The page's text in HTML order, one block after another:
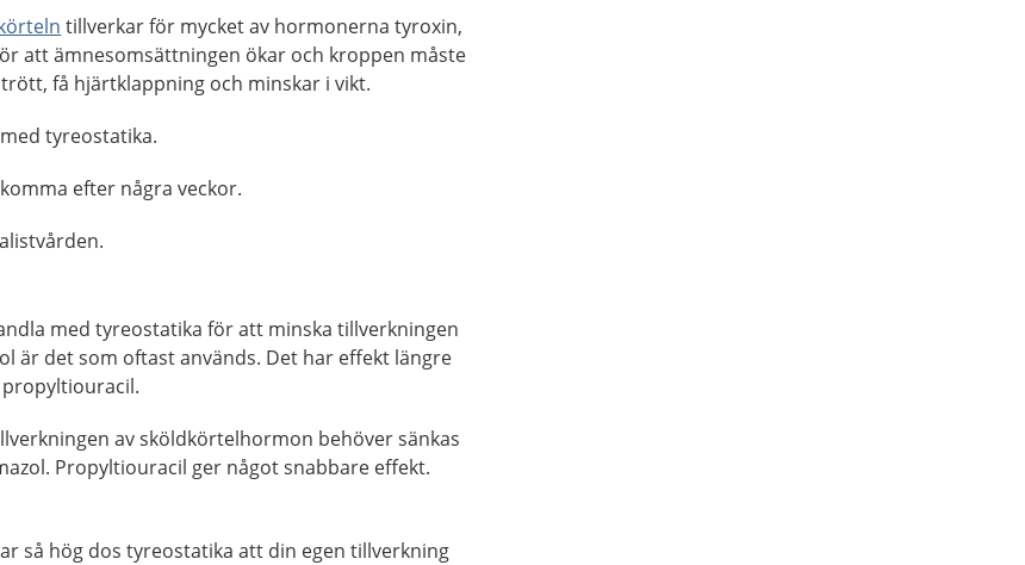
tillverkar för mycket av hormonerna tyroxin,
att ämnesomsättningen ökar och kroppen måste
få hjärtklappning och minskar i vikt.
tyreostatika.
efter några veckor.
med tyreostatika för att minska tillverkningen
är det som oftast används. Det har effekt längre
av sköldkörtelhormon behöver sänkas
Propyltiouracil ger något snabbare effekt.
så hög dos tyreostatika att din egen tillverkning